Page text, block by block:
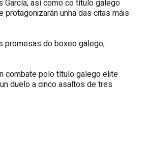
García, así como co título galego
protagonizarán unha das citas máis
promesas do boxeo galego,
combate polo título galego elite
duelo a cinco asaltos de tres